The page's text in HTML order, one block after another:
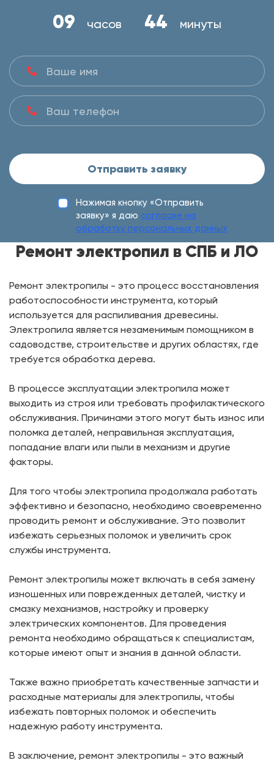
09 часов 43 минуты
Отправить заявку
Нажимая кнопку «Отправить
заявку» я даю согласие на
обработку персональных данных
Ремонт электропил в СПБ и ЛО
Ремонт электропилы - это процесс восстановления
работоспособности инструмента, который
используется для распиливания древесины.
Электропила является незаменимым помощником в
садоводстве, строительстве и других областях, где
требуется обработка дерева.
В процессе эксплуатации электропила может
выходить из строя или требовать профилактического
обслуживания. Причинами этого могут быть износ или
поломка деталей, неправильная эксплуатация,
попадание влаги или пыли в механизм и другие
факторы.
Для того чтобы электропила продолжала работать
эффективно и безопасно, необходимо своевременно
проводить ремонт и обслуживание. Это позволит
избежать серьезных поломок и увеличить срок
службы инструмента.
Ремонт электропилы может включать в себя замену
изношенных или поврежденных деталей, чистку и
смазку механизмов, настройку и проверку
электрических компонентов. Для проведения
ремонта необходимо обращаться к специалистам,
которые имеют опыт и знания в данной области.
Также важно приобретать качественные запчасти и
расходные материалы для электропилы, чтобы
избежать повторных поломок и обеспечить
надежную работу инструмента.
В заключение, ремонт электропилы - это важный